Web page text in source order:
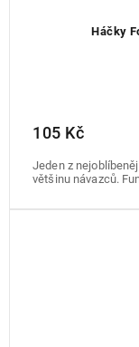
Háčky
105 Kč
Jeden z
většinu návazců.